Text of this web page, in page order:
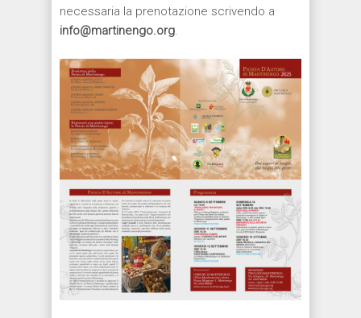
necessaria la prenotazione scrivendo a
info@martinengo.org.